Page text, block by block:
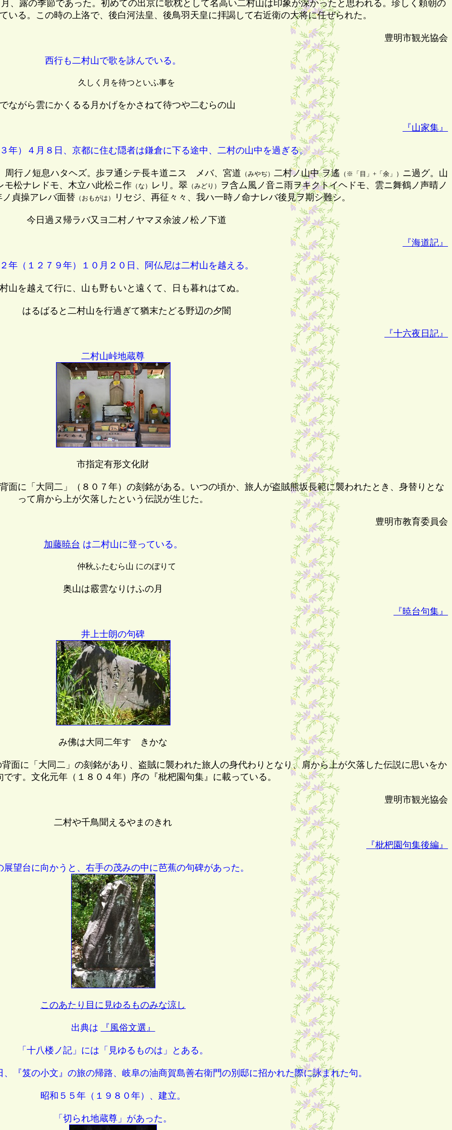
、露の季節であった。初めての出京に歌枕として名高い二村山は印象が深かったと思われる。珍しく頼朝の
いる。この時の上洛で、後白河法皇、後鳥羽天皇に拝謁して右近衛の大将に任ぜられた。
豊明市観光協会
西行も二村山で歌を詠んでいる。
久しく月を待つといふ事を
ながら雲にかくるる月かげをかさねて待つや二むらの山
『山家集』
）４月８日、京都に住む隠者は鎌倉に下る途中、二村の山中を過ぎる。
行ノ短息ハタヘズ。歩ヲ通シテ長キ道ニスゝメバ、宮道 （みやぢ） 二村ノ山中 ヲ遙 （※「目」+「余」） ニ過グ。山
モ松ナレドモ、木立ハ此松ニ作 （な） レリ。翠 （みどり）
ヲ含ム風ノ音ニ雨ヲキクトイヘドモ、雲ニ舞鶴ノ声晴ノ
貞操アレバ面替 （おもがは） リセジ、再征々々、我ハ一時ノ命ナレバ後見ヲ期シ難シ。
今日過ヌ帰ラバ又ヨ二村ノヤマヌ余波ノ松ノ下道
『海道記』
（１２７９年）１０月２０日、阿仏尼は二村山を越える。
を越えて行に、山も野もいと遠くて、日も暮れはてぬ。
るばると二村山を行過ぎて猶末たどる野辺の夕闇
『十六夜日記』
二村山峠地蔵尊
市指定有形文化財
面に「大同二」（８０７年）の刻銘がある。いつの頃か、旅人が盗賊熊坂長範に襲われたとき、身替りとな
って肩から上が欠落したという伝説が生じた。
豊明市教育委員会
加藤暁台 は二村山に登っている。
仲秋ふたむら山 にのぼりて
奥山は霰雲なりけふの月
『暁台句集』
井上士朗の句碑
み佛は大同二年すゝきかな
面に「大同二」の刻銘があり、盗賊に襲われた旅人の身代わりとなり、肩から上が欠落した伝説に思いをか
です。文化元年（１８０４年）序の『枇杷園句集』に載っている。
豊明市観光協会
二村や千鳥聞えるやまのきれ
『枇杷園句集後編』
展望台に向かうと、右手の茂みの中に芭蕉の句碑があった。
このあたり目に見ゆるものみな涼し
出典は 『風俗文選』
「十八楼ノ記」には「見ゆるものは」とある。
『笈の小文』の旅の帰路、岐阜の油商賀島善右衛門の別邸に招かれた際に詠まれた句。
昭和５５年（１９８０年）、建立。
「切られ地蔵尊」があった。